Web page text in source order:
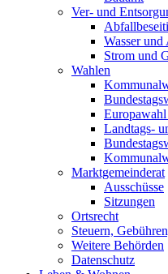
Ver- und
Wasser und
Strom und
Wahlen
Landtags-
Marktgemeinderat
Ausschüsse
Sitzungen
Ortsrecht
Steuern,
Weitere Behörden
Datenschutz